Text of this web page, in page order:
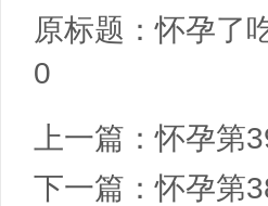
原标题：怀孕了
0
上一篇：怀孕第
下一篇：怀孕第